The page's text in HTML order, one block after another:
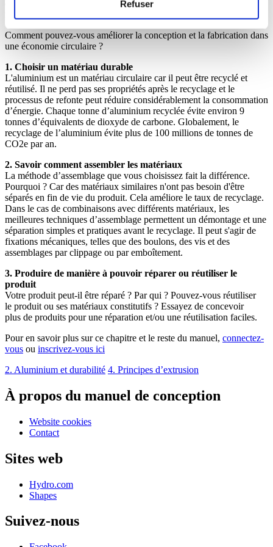
Refuser
d’une conception de mauvaise qualité et de mauvais choix de
Comment pouvez-vous améliorer la conception et la fabrication dans
une économie circulaire ?
1. Choisir un matériau durable
L'aluminium est un matériau circulaire car il peut être recyclé et
réutilisé. Il ne perd pas ses propriétés après le recyclage et le
processus de refonte peut réduire considérablement la consommation
d’énergie. Chaque tonne d’aluminium recyclée évite environ 9
tonnes d’équivalents de dioxyde de carbone. Globalement, le
recyclage de l’aluminium évite plus de 100 millions de tonnes de
CO2e par an.
2. Savoir comment assembler les matériaux
La méthode d’assemblage que vous choisissez fait la différence.
Pourquoi ? Car des matériaux similaires n'ont pas besoin d'être
séparés en fin de vie du produit. Cela améliore le taux de recyclage.
Dans le cas de combinaisons avec différents matériaux, les
meilleures techniques d’assemblage permettent un démontage et une
séparation simples et pratiques avant le recyclage. Il peut s'agir de
fixations mécaniques, telles que des boulons, des vis et des
assemblages par clippage ou par emboîtement.
3. Produire de manière à pouvoir réparer ou réutiliser le
produit
Votre produit peut-il être réparé ? Par qui ? Pouvez-vous réutiliser
le produit ou ses matériaux constitutifs ? Essayez de concevoir
plus de produits pour une réparation et/ou une réutilisation faciles.
Pour en savoir plus sur ce chapitre et le reste du manuel, connectez-
vous ou inscrivez-vous ici
2. Aluminium et durabilité 4. Principes d’extrusion
À propos du manuel de conception
Website cookies
Contact
Sites web
Hydro.com
Shapes
Suivez-nous